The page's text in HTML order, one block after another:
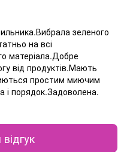
зеленого
на всі
матеріала.Добре
від продуктів.Мають
простим миючим
і порядок.Задоволена.